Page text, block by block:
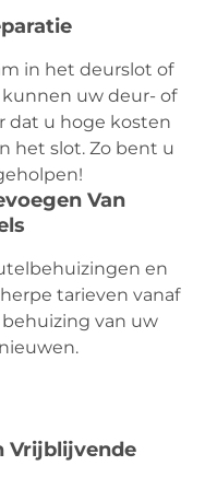
in het deurslot of
uw deur- of
dat u hoge kosten
het slot. Zo bent u
Van
en
tarieven vanaf
van uw
Vrijblijvende